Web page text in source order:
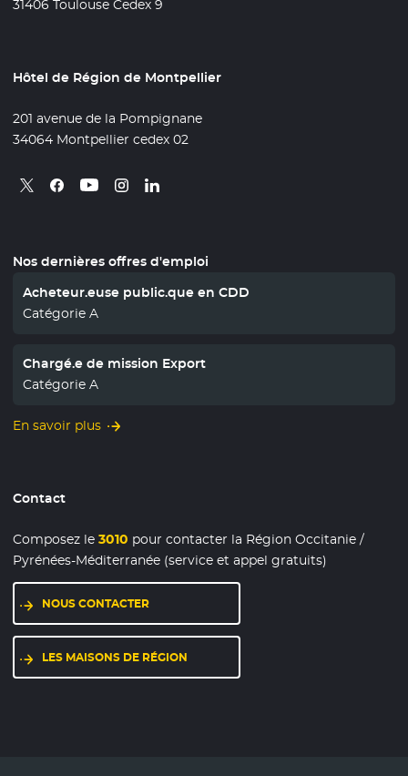
31406 Toulouse Cedex 9
Hôtel de Région de Montpellier
201 avenue de la Pompignane
34064 Montpellier cedex 02
Retrouvez nous sur X
- Nouvelle fenêtre
Retrouvez nous sur Facebook
- Nouvelle fenêtre
Retrouvez nous sur Youtube
- Nouvelle fenêtre
Retrouvez nous sur Instagram
- Nouvelle fenêtre
Retrouvez nous sur Linkedin
- Nouvelle fenêtre
Nos dernières offres d'emploi
Acheteur.euse public.que en CDD
Catégorie A
Chargé.e de mission Export
Catégorie A
En savoir plus
Contact
Composez le3010 pour contacter la Région Occitanie /
Pyrénées-Méditerranée (service et appel gratuits)
NOUS CONTACTER
LES MAISONS DE RÉGION